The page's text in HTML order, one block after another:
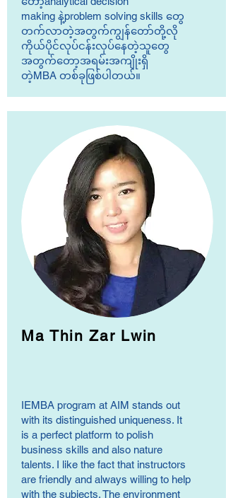
making နဲ့problem solving skills တွေ
တက်လာတဲ့အတွက်ကျွန်တော်တို့လို
ကိုယ်ပိုင်လုပ်ငန်းလုပ်နေတဲ့သူတွေ
အတွက်တော့အရမ်းအကျိုးရှိ
တဲ့MBA တစ်ခုဖြစ်ပါတယ်။
Ma Thin Zar Lwin
IEMBA program at AIM stands out
with its distinguished uniqueness. It
is a perfect platform to polish
business skills and also nature
talents. I like the fact that instructors
are friendly and always willing to help
with the subjects. The environment